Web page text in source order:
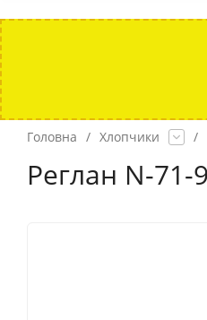
Головна / Хлопчики /
Реглан N-71-